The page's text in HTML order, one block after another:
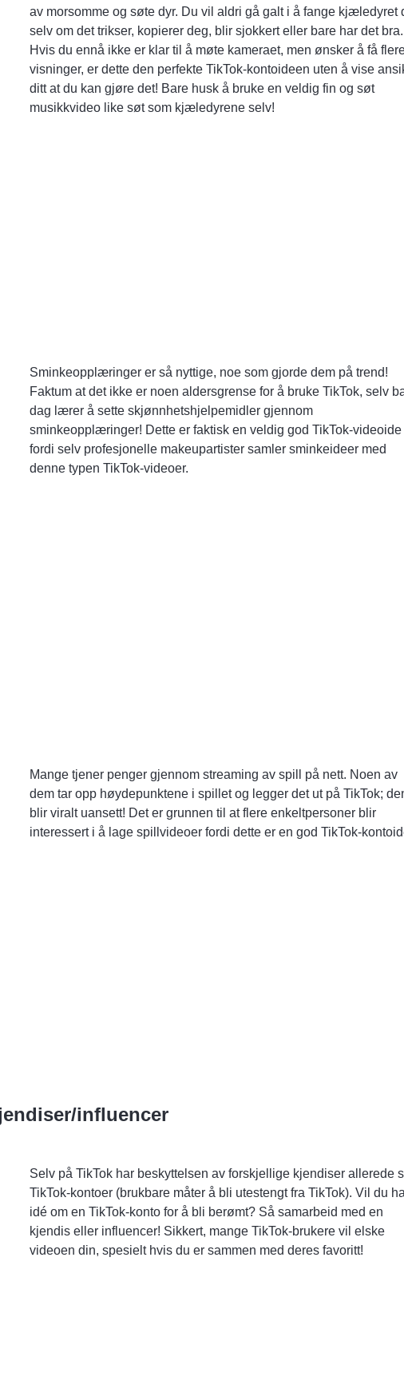
av morsomme og søte dyr. Du vil aldri gå galt i å fange kjæledyret
selv om det trikser, kopierer deg, blir sjokkert eller bare har det bra.
Hvis du ennå ikke er klar til å møte kameraet, men ønsker å få
visninger, er dette den perfekte TikTok-kontoideen uten å vise
ditt at du kan gjøre det! Bare husk å bruke en veldig fin og søt
musikkvideo like søt som kjæledyrene selv!
Sminkeopplæringer er så nyttige, noe som gjorde dem på trend!
Faktum at det ikke er noen aldersgrense for å bruke TikTok, selv
dag lærer å sette skjønnhetshjelpemidler gjennom
sminkeopplæringer! Dette er faktisk en veldig god TikTok-videoide
fordi selv profesjonelle makeupartister samler sminkeideer med
denne typen TikTok-videoer.
Mange tjener penger gjennom streaming av spill på nett. Noen av
dem tar opp høydepunktene i spillet og legger det ut på TikTok;
blir viraltuansett! Det er grunnen til at flere enkeltpersoner blir
interessert i å lage spillvideoer fordi dette er en god TikTok-
influencer
Selv på TikTok har beskyttelsen av forskjellige kjendiser allerede
TikTok-kontoer (brukbare måter å bli utestengt fra TikTok). Vil du
idé om en TikTok-konto for å bli berømt? Så samarbeid med en
kjendis eller influencer! Sikkert, mange TikTok-brukere vil elske
videoen din, spesielt hvis du er sammen med deres favoritt!